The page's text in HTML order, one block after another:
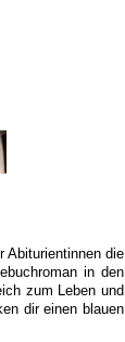
Abiturientinnen die
in den
zum Leben und
dir einen blauen